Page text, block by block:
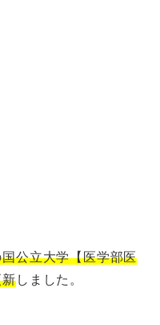
公立大学【医学部医
しました。